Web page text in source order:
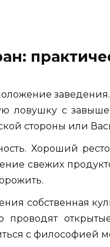
ловушку с
стороны или
Хороший
свежих
собственная
проводят
с философией